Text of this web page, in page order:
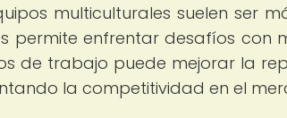
multiculturales suelen ser
permite enfrentar desafíos con
de trabajo puede mejorar la
la competitividad en el